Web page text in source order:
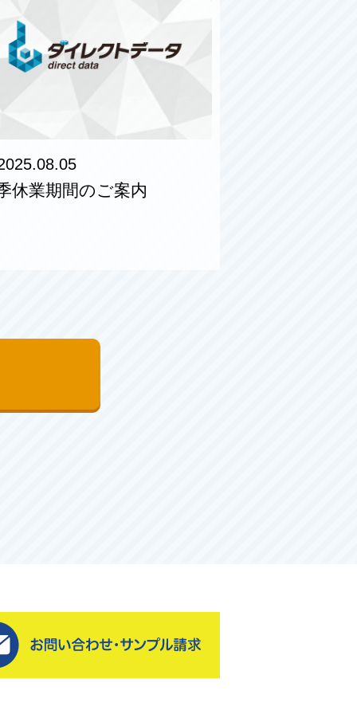
休業期間のご案内